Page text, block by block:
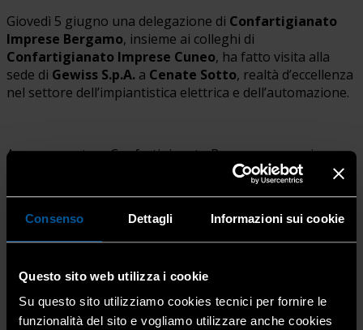
Consenso Dettagli Informazioni sui cookie
Questo sito web utilizza i cookie
Su questo sito utilizziamo cookies tecnici per fornire le
funzionalità del sito e vogliamo utilizzare anche cookies
Giovedì 5 giugno una delegazione di Confartigianato
Imprese Bergamo, insieme ai colleghi di
Confartigianato Imprese Cuneo, ha fatto visita alla
sede di Gewiss S.p.A. a Cenate Sotto, realtà d’eccellenza
nel settore dell’impiantistica elettrica e dell’automazione.
A rappresentare Confartigianato Bergamo erano i
, che hanno avuto
modo di confrontarsi direttamente con i vertici aziendali
innovazione tecnologica, la
formazione
professionalee latransizione energetica.